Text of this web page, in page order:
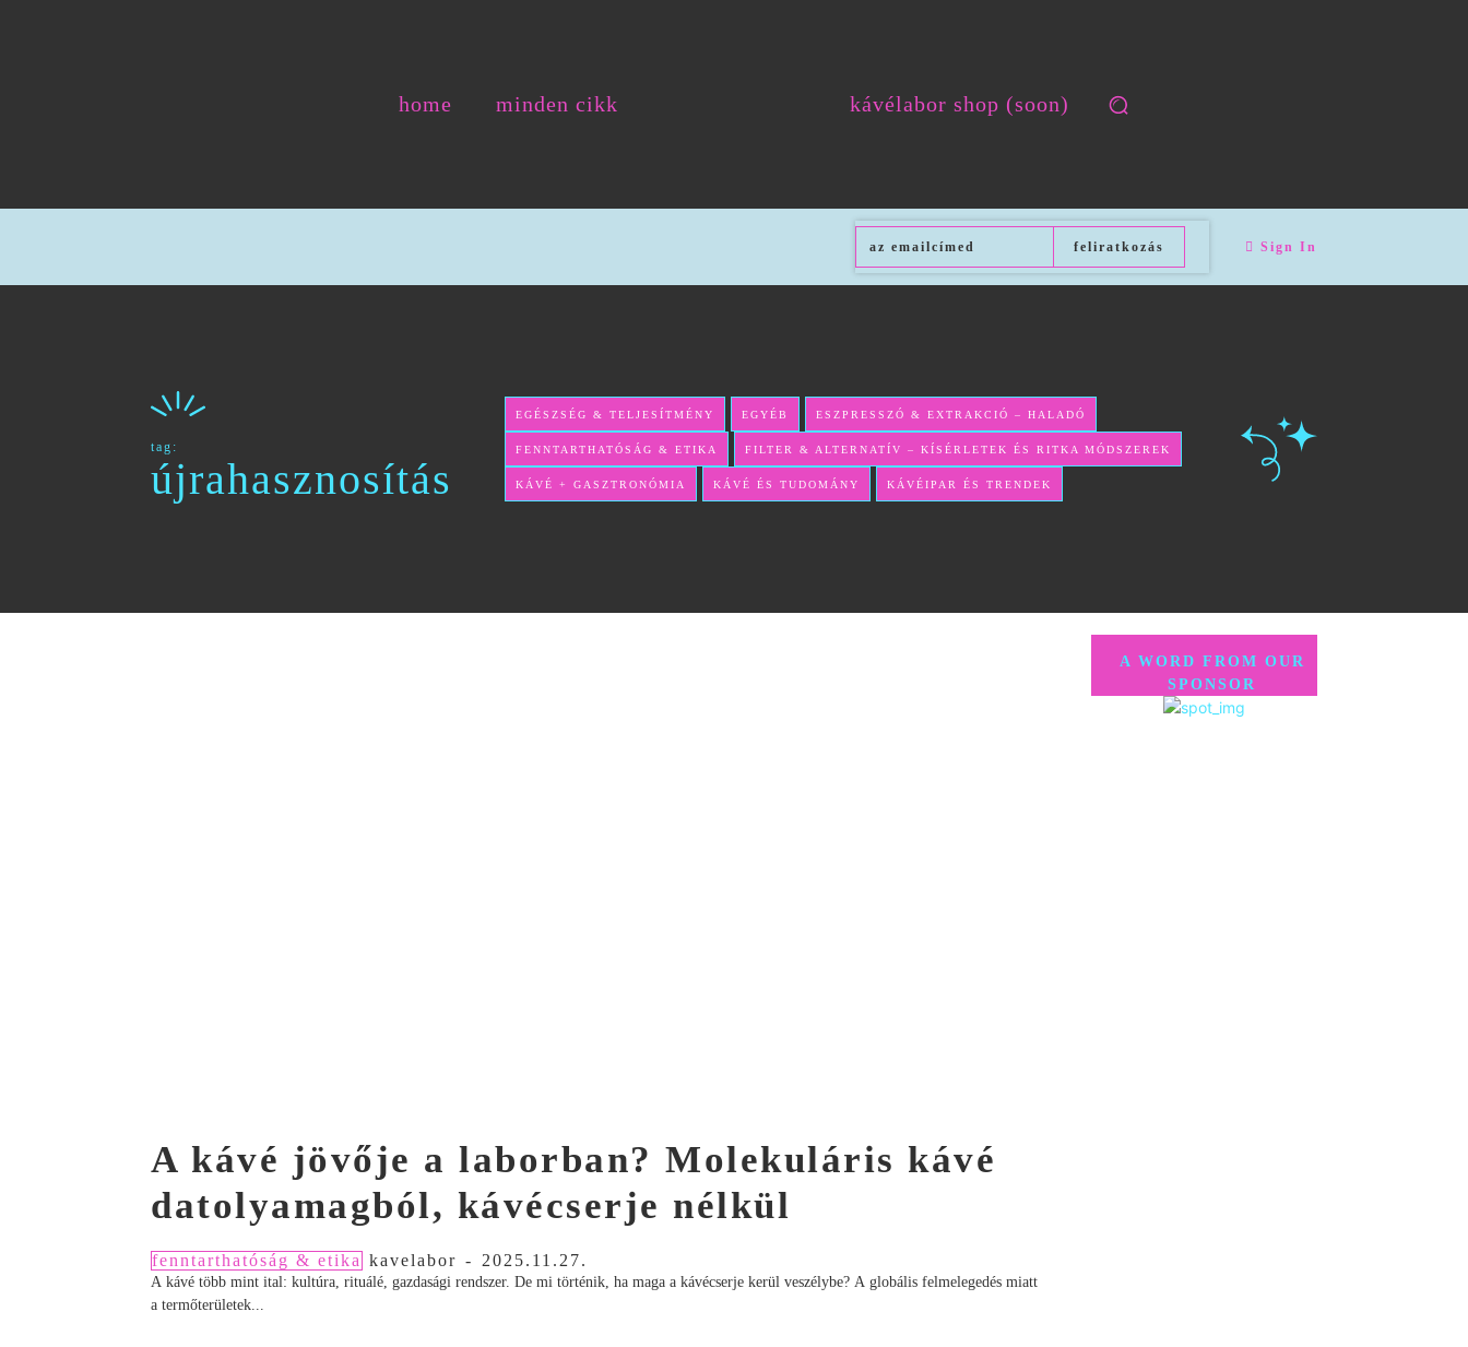
home minden cikk kávélabor shop (soon)
feliratkozás Sign In
tag:
újrahasznosítás
EGÉSZSÉG & TELJESÍTMÉNY EGYÉB ESZPRESSZÓ & EXTRAKCIÓ – HALADÓ
FENNTARTHATÓSÁG & ETIKA FILTER & ALTERNATÍV – KÍSÉRLETEK ÉS RITKA MÓDSZEREK
KÁVÉ + GASZTRONÓMIA KÁVÉ ÉS TUDOMÁNY KÁVÉIPAR ÉS TRENDEK
A kávé jövője a laborban? Molekuláris kávé
datolyamagból, kávécserje nélkül
fenntarthatóság & etika kavelabor - 2025.11.27.
A kávé több mint ital: kultúra, rituálé, gazdasági rendszer. De mi történik, ha maga a kávécserje kerül veszélybe? A globális felmelegedés miatt
a termőterületek...
A WORD FROM OUR
SPONSOR